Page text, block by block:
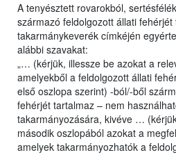
A tenyésztett rovarokból,
származó feldolgozott állati fehérjét
takarmánykeverék címkéjén
alábbi szavakat:
„… (kérjük, illessze be azokat a
amelyekből a feldolgozott állati
első oszlopa szerint) -ból/-ből
fehérjét tartalmaz – nem
takarmányozására, kivéve …
második oszlopából azokat a
amelyek takarmányozhatók a